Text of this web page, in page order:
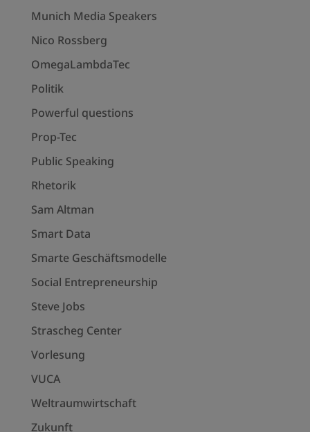
Munich Media Speakers
Nico Rossberg
OmegaLambdaTec
Politik
Powerful questions
Prop-Tec
Public Speaking
Rhetorik
Sam Altman
Smart Data
Smarte Geschäftsmodelle
Social Entrepreneurship
Steve Jobs
Strascheg Center
Vorlesung
VUCA
Weltraumwirtschaft
Zukunft